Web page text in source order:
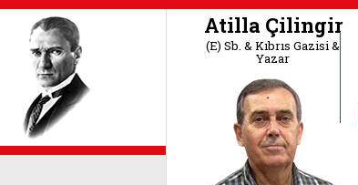
Atilla Çilingir
(E) Sb. & Kıbrıs Gazisi &
Yazar